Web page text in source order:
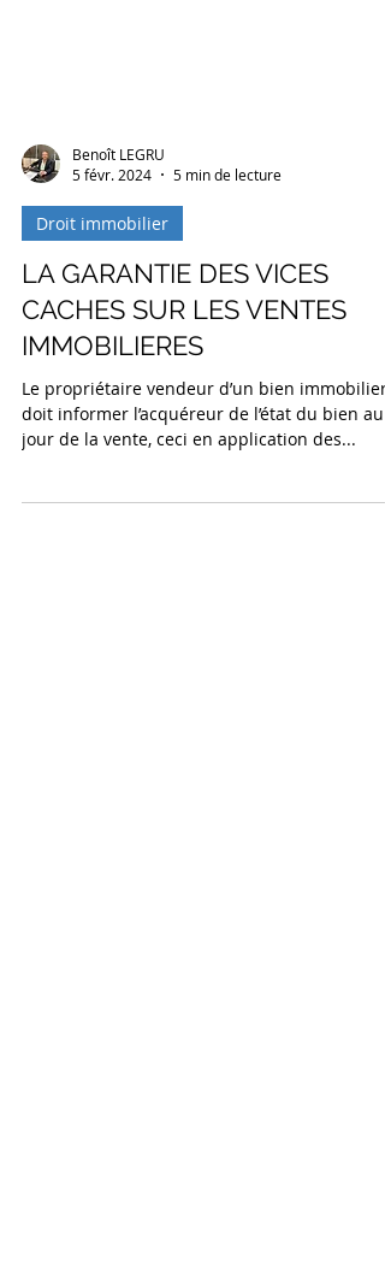
Benoît LEGRU
5 févr. 2024
Droit immobilier
LA GARANTIE DES VICES
CACHES SUR LES VENTES
IMMOBILIERES
Le propriétaire vendeur d’un bien immobilier